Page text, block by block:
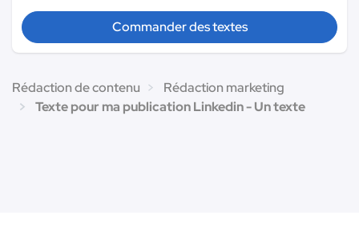
Commander des textes
Rédaction de contenu
Rédaction marketing
Texte pour ma publication Linkedin - Un texte